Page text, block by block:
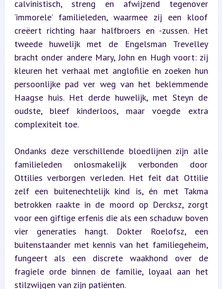
calvinistisch, streng en afwijzend tegenover
‘immorele’ familieleden, waarmee zij een kloof
creëert richting haar halfbroers en -zussen. Het
tweede huwelijk met de Engelsman Trevelley
bracht onder andere Mary, John en Hugh voort: zij
kleuren het verhaal met anglofilie en zoeken hun
persoonlijke pad ver weg van het beklemmende
Haagse huis. Het derde huwelijk, met Steyn de
oudste, bleef kinderloos, maar voegde extra
complexiteit toe.
Ondanks deze verschillende bloedlijnen zijn alle
familieleden onlosmakelijk verbonden door
Ottilies verborgen verleden. Het feit dat Ottilie
zelf een buitenechtelijk kind is, én met Takma
betrokken raakte in de moord op Dercksz, zorgt
voor een giftige erfenis die als een schaduw boven
vier generaties hangt. Dokter Roelofsz, een
buitenstaander met kennis van het familiegeheim,
fungeert als een discrete waakhond over de
fragiele orde binnen de familie, loyaal aan het
stilzwijgen van zijn patiënten.